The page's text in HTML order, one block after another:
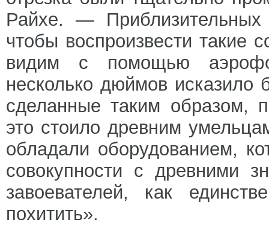
Райхе. —
чтобы воспроизвести такие
видим с помощью
несколько дюймов исказило
сделанные таким образом,
это стоило древним
обладали оборудованием,
совокупности с древними
завоевателей, как
похитить».